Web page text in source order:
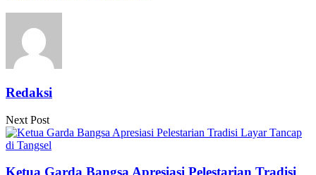
Redaksi
Next Post